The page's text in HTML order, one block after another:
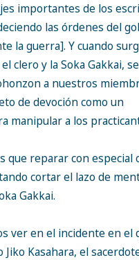
importantes de los
las órdenes del
la guerra]. Y cuando
clero y la Soka Gakkai,
a nuestros
de devoción como un
manipular a los
que reparar con especial
cortar el lazo de
Gakkai.
ver en el incidente en el
Jiko Kasahara, el